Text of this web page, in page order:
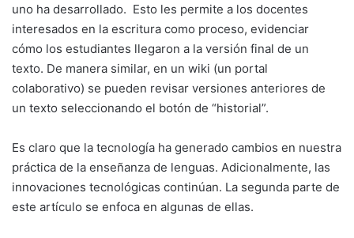
uno ha desarrollado. Esto les permite a los docentes
interesados en la escritura como proceso, evidenciar
cómo los estudiantes llegaron a la versión final de un
texto. De manera similar, en un wiki (un portal
colaborativo) se pueden revisar versiones anteriores de
un texto seleccionando el botón de “historial”.
Es claro que la tecnología ha generado cambios en nuestra
práctica de la enseñanza de lenguas. Adicionalmente, las
innovaciones tecnológicas continúan. La segunda parte de
este artículo se enfoca en algunas de ellas.